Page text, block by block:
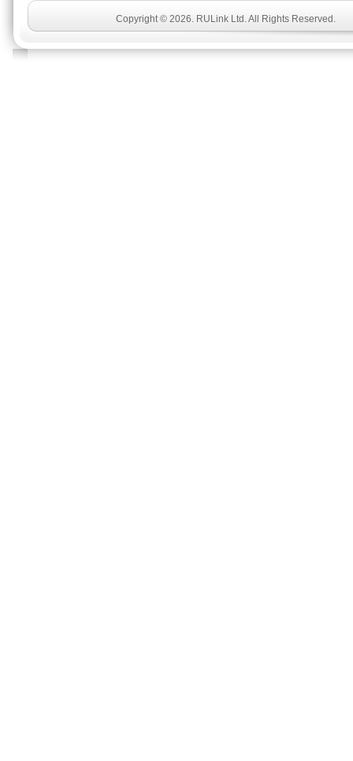
Copyright © 2026. RULink Ltd. All Rights Reserved.